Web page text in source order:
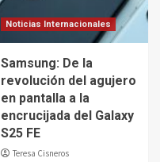
Noticias Internacionales
Samsung: De la
revolución del agujero
en pantalla a la
encrucijada del Galaxy
S25 FE
Teresa Cisneros